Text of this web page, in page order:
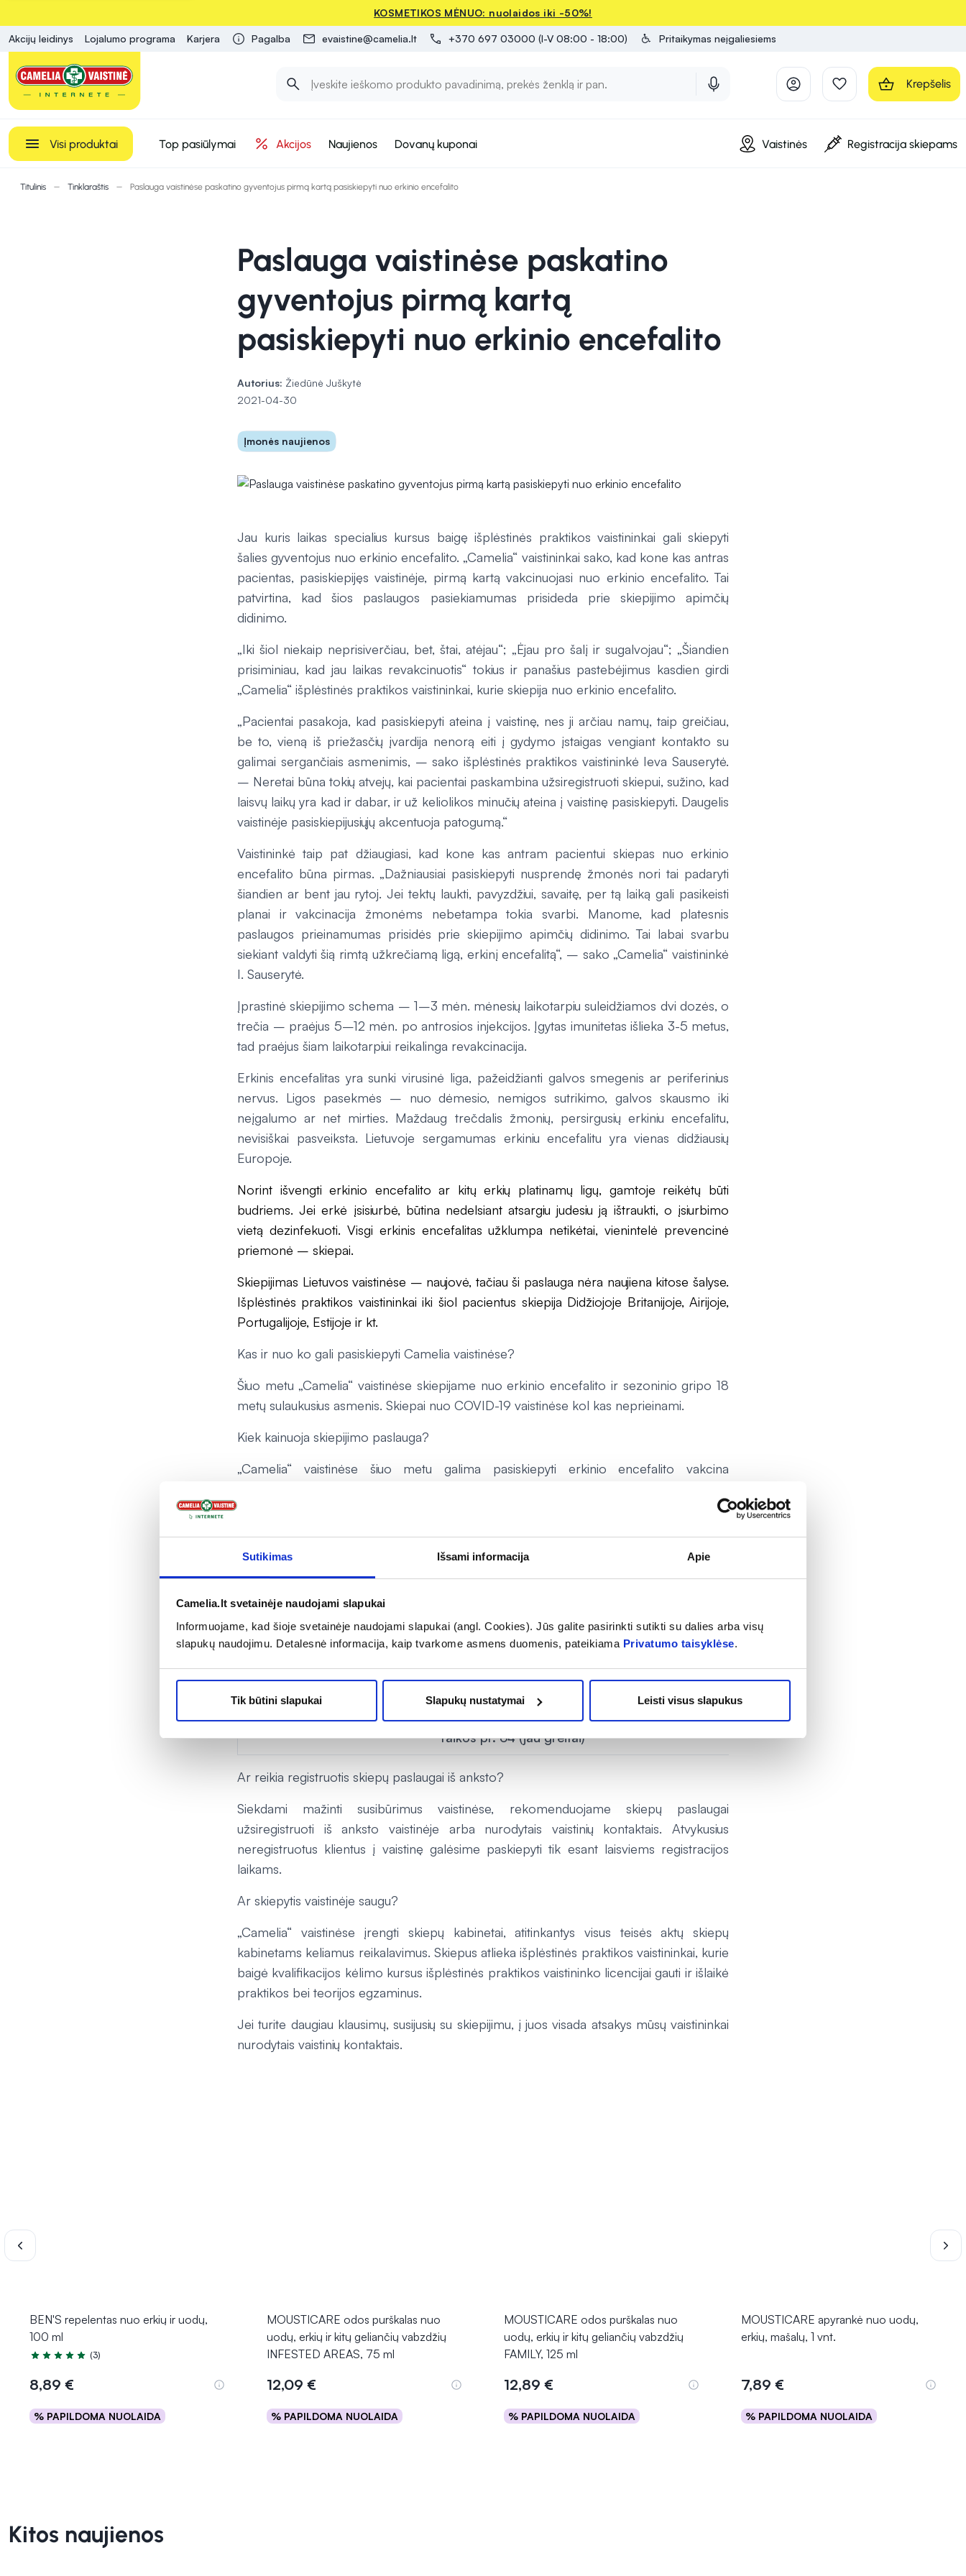
Sutikimas Išsami informacija Apie
Camelia.lt svetainėje naudojami slapukai
Informuojame, kad šioje svetainėje naudojami slapukai (angl. Cookies). Jūs galite pasirinkti sutikti su dalies arba visų
slapukų naudojimu. Detalesnė informacija, kaip tvarkome asmens duomenis, pateikiama Privatumo taisyklėse.
Tik būtini slapukai Slapukų nustatymai Leisti visus slapukus
KOSMETIKOS MĖNUO: nuolaidos iki -50%!
Akcijų leidinys Lojalumo programa Karjera Pagalba evaistine@camelia.lt +370 697 03000 (I-V 08:00 - 18:00) Pritaikymas neįgaliesiems
Krepšelis
Visi produktai Top pasiūlymai Akcijos Naujienos Dovanų kuponai Vaistinės Registracija skiepams
Titulinis Tinklaraštis Paslauga vaistinėse paskatino gyventojus pirmą kartą pasiskiepyti nuo erkinio encefalito
Paslauga vaistinėse paskatino
gyventojus pirmą kartą
pasiskiepyti nuo erkinio encefalito
Autorius: Žiedūnė Juškytė
2021-04-30
Įmonės naujienos
Jau kuris laikas specialius kursus baigę išplėstinės praktikos vaistininkai gali skiepyti
šalies gyventojus nuo erkinio encefalito. „Camelia“ vaistininkai sako, kad kone kas antras
pacientas, pasiskiepijęs vaistinėje, pirmą kartą vakcinuojasi nuo erkinio encefalito. Tai
patvirtina, kad šios paslaugos pasiekiamumas prisideda prie skiepijimo apimčių
didinimo.
„Iki šiol niekaip neprisiverčiau, bet, štai, atėjau“; „Ėjau pro šalį ir sugalvojau“; „Šiandien
prisiminiau, kad jau laikas revakcinuotis“ tokius ir panašius pastebėjimus kasdien girdi
„Camelia“ išplėstinės praktikos vaistininkai, kurie skiepija nuo erkinio encefalito.
„Pacientai pasakoja, kad pasiskiepyti ateina į vaistinę, nes ji arčiau namų, taip greičiau,
be to, vieną iš priežasčių įvardija nenorą eiti į gydymo įstaigas vengiant kontakto su
galimai sergančiais asmenimis, – sako išplėstinės praktikos vaistininkė Ieva Sauserytė.
– Neretai būna tokių atvejų, kai pacientai paskambina užsiregistruoti skiepui, sužino, kad
laisvų laikų yra kad ir dabar, ir už keliolikos minučių ateina į vaistinę pasiskiepyti. Daugelis
vaistinėje pasiskiepijusiųjų akcentuoja patogumą.“
Vaistininkė taip pat džiaugiasi, kad kone kas antram pacientui skiepas nuo erkinio
encefalito būna pirmas. „Dažniausiai pasiskiepyti nusprendę žmonės nori tai padaryti
šiandien ar bent jau rytoj. Jei tektų laukti, pavyzdžiui, savaitę, per tą laiką gali pasikeisti
planai ir vakcinacija žmonėms nebetampa tokia svarbi. Manome, kad platesnis
paslaugos prieinamumas prisidės prie skiepijimo apimčių didinimo. Tai labai svarbu
siekiant valdyti šią rimtą užkrečiamą ligą, erkinį encefalitą“, – sako „Camelia“ vaistininkė
I. Sauserytė.
Įprastinė skiepijimo schema – 1–3 mėn. mėnesių laikotarpiu suleidžiamos dvi dozės, o
trečia – praėjus 5–12 mėn. po antrosios injekcijos. Įgytas imunitetas išlieka 3-5 metus,
tad praėjus šiam laikotarpiui reikalinga revakcinacija.
Erkinis encefalitas yra sunki virusinė liga, pažeidžianti galvos smegenis ar periferinius
nervus. Ligos pasekmės – nuo dėmesio, nemigos sutrikimo, galvos skausmo iki
neįgalumo ar net mirties. Maždaug trečdalis žmonių, persirgusių erkiniu encefalitu,
nevisiškai pasveiksta. Lietuvoje sergamumas erkiniu encefalitu yra vienas didžiausių
Europoje.
Norint išvengti erkinio encefalito ar kitų erkių platinamų ligų, gamtoje reikėtų būti
budriems. Jei erkė įsisiurbė, būtina nedelsiant atsargiu judesiu ją ištraukti, o įsiurbimo
vietą dezinfekuoti. Visgi erkinis encefalitas užklumpa netikėtai, vienintelė prevencinė
priemonė – skiepai.
Skiepijimas Lietuvos vaistinėse – naujovė, tačiau ši paslauga nėra naujiena kitose šalyse.
Išplėstinės praktikos vaistininkai iki šiol pacientus skiepija Didžiojoje Britanijoje, Airijoje,
Portugalijoje, Estijoje ir kt.
Kas ir nuo ko gali pasiskiepyti Camelia vaistinėse?
Šiuo metu „Camelia“ vaistinėse skiepijame nuo erkinio encefalito ir sezoninio gripo 18
metų sulaukusius asmenis. Skiepai nuo COVID-19 vaistinėse kol kas neprieinami.
Kiek kainuoja skiepijimo paslauga?
„Camelia“ vaistinėse šiuo metu galima pasiskiepyti erkinio encefalito vakcina
Šiuo metu skiepų paslaugą teikiame šiose „Camelia“ vaistinėse:
VILNIUJE
KAUNE Laisvės al. 55 (8 37 203659)
ŠIAULIUOSE Tilžės g. 109 (8 680 19520)
Vingio g. 6 (jau greitai)
Taikos pr. 64 (jau greitai)
Ar reikia registruotis skiepų paslaugai iš anksto?
Siekdami mažinti susibūrimus vaistinėse, rekomenduojame skiepų paslaugai
užsiregistruoti iš anksto vaistinėje arba nurodytais vaistinių kontaktais. Atvykusius
neregistruotus klientus į vaistinę galėsime paskiepyti tik esant laisviems registracijos
laikams.
Ar skiepytis vaistinėje saugu?
„Camelia“ vaistinėse įrengti skiepų kabinetai, atitinkantys visus teisės aktų skiepų
kabinetams keliamus reikalavimus. Skiepus atlieka išplėstinės praktikos vaistininkai, kurie
baigė kvalifikacijos kėlimo kursus išplėstinės praktikos vaistininko licencijai gauti ir išlaikė
praktikos bei teorijos egzaminus.
Jei turite daugiau klausimų, susijusių su skiepijimu, į juos visada atsakys mūsų vaistininkai
nurodytais vaistinių kontaktais.
BEN'S repelentas nuo erkių ir uodų,
100 ml
Įvertinimas 5.0 iš 5
(3)
8,89 €
% PAPILDOMA NUOLAIDA
Į krepšelį
MOUSTICARE odos purškalas nuo
uodų, erkių ir kitų geliančių vabzdžių
INFESTED AREAS, 75 ml
12,09 €
% PAPILDOMA NUOLAIDA
Į krepšelį
MOUSTICARE odos purškalas nuo
uodų, erkių ir kitų geliančių vabzdžių
FAMILY, 125 ml
12,89 €
% PAPILDOMA NUOLAIDA
Į krepšelį
MOUSTICARE apyrankė nuo uodų,
erkių, mašalų, 1 vnt.
7,89 €
% PAPILDOMA NUOLAIDA
Į krepšelį
Kitos naujienos